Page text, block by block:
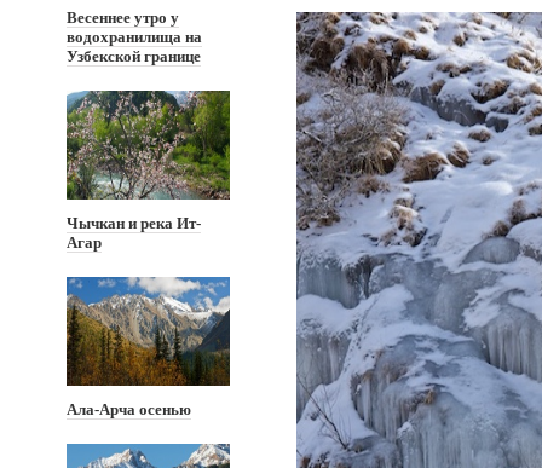
Весеннее утро у
водохранилища на
Узбекской границе
Чычкан и река Ит-
Агар
Ала-Арча осенью